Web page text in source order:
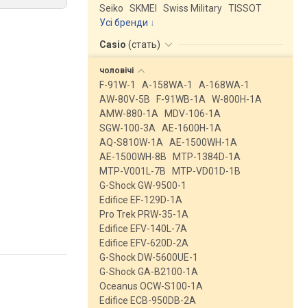
Seiko
SKMEI Swiss Military TISSOT
Усі бренди
Casio (стать)
чоловічі
F-91W-1 A-158WA-1
A-168WA-1
AW-80V-5B
F-91WB-1A
W-800H-1A
AMW-880-1A
MDV-106-1A
SGW-100-3A
AE-1600H-1A
AQ-S810W-1A
AE-1500WH-1A
AE-1500WH-8B
MTP-1384D-1A
MTP-V001L-7B
MTP-VD01D-1B
G-Shock GW-9500-1
Edifice EF-129D-1A
Pro Trek PRW-35-1A
Edifice EFV-140L-7A
Edifice EFV-620D-2A
G-Shock DW-5600UE-1
G-Shock GA-B2100-1A
Oceanus OCW-S100-1A
Edifice ECB-950DB-2A